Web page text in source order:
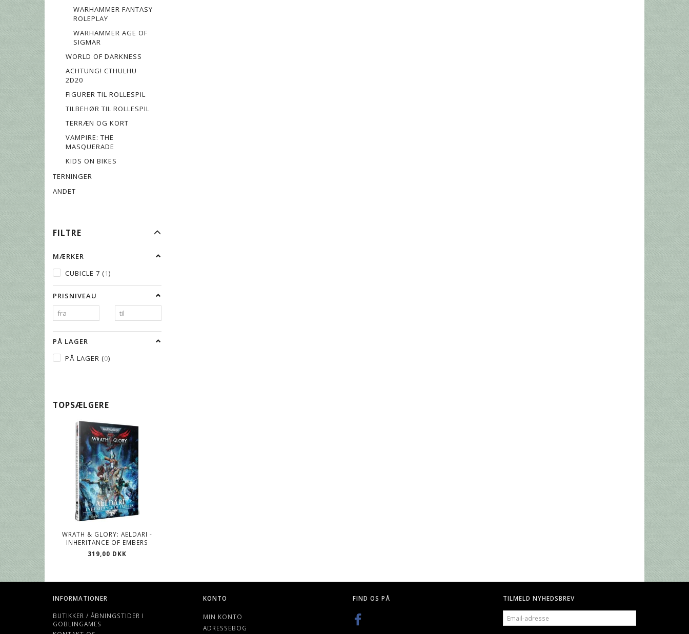
WARHAMMER FANTASY
ROLEPLAY
WARHAMMER AGE OF
SIGMAR
WORLD OF DARKNESS
ACHTUNG! CTHULHU
2D20
FIGURER TIL ROLLESPIL
TILBEHØR TIL ROLLESPIL
TERRÆN OG KORT
VAMPIRE: THE
MASQUERADE
KIDS ON BIKES
TERNINGER
ANDET
FILTRE
MÆRKER
CUBICLE 7 (1)
PRISNIVEAU
PÅ LAGER
PÅ LAGER (0)
TOPSÆLGERE
WRATH & GLORY: AELDARI -
INHERITANCE OF EMBERS
319,00 DKK
INFORMATIONER
BUTIKKER / ÅBNINGSTIDER I
GOBLINGAMES
KONTO
MIN KONTO
ADRESSEBOG
FIND OS PÅ
TILMELD NYHEDSBREV
EMAIL-
ADRESSE